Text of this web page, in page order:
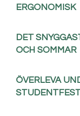
ERGONOMISK
DET
OCH SOMMAR
ÖVERLEVA